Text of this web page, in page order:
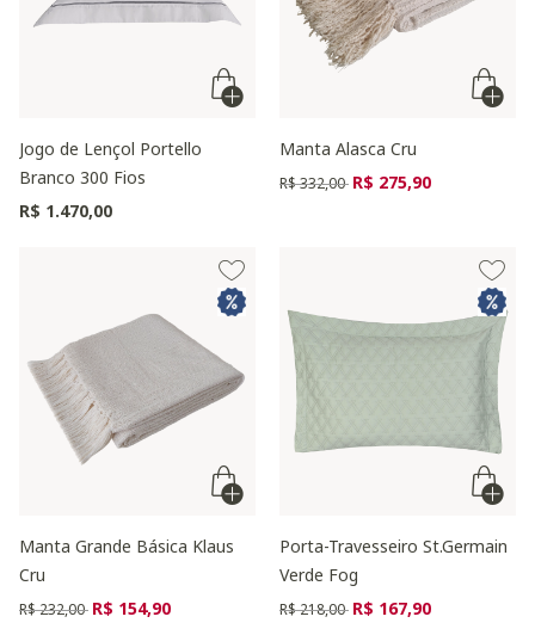
Jogo de Lençol Portello
Branco 300 Fios
R$ 1.470,00
Manta Alasca Cru
Preço reduzido de
R$ 332,00 para
R$ 275,90
Manta Grande Básica Klaus
Cru
Preço reduzido de
R$ 232,00 para
R$ 154,90
Porta-Travesseiro St.Germain
Verde Fog
Preço reduzido de
R$ 218,00 para
R$ 167,90